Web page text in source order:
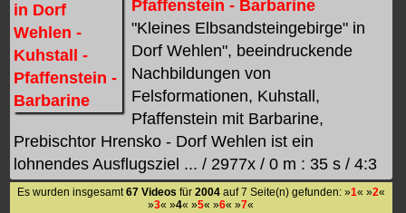
Pfaffenstein - Barbarine
"Kleines Elbsandsteingebirge" in
Dorf Wehlen", beeindruckende
Nachbildungen von
Felsformationen, Kuhstall,
Pfaffenstein mit Barbarine,
Prebischtor Hrensko - Dorf Wehlen ist ein
lohnendes Ausflugsziel ... / 2977x / 0 m : 35 s / 4:3
Es wurden insgesamt67 Videos für 2004auf 7 Seite(n) gefunden: »1« »2«
»3« »4« »5« »6« »7«